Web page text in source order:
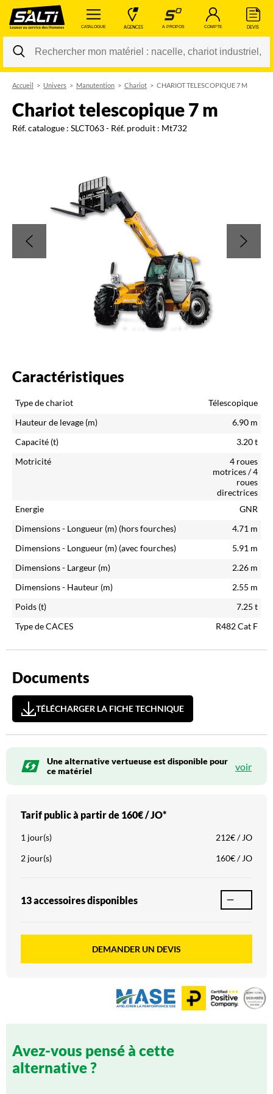
CATALOGUE AGENCES A PROPOS COMPTE DEVIS
Changer
Accueil Univers Manutention Chariot CHARIOT TELESCOPIQUE 7 M
chariot telescopique 7 m
Réf. catalogue : SLCT063- Réf. produit : Mt732
Caractéristiques
Type de chariot
Télescopique
Hauteur de levage (m)
6.90 m
Capacité (t)
3.20t
Motricité
4 roues
motrices / 4
roues
directrices
Energie
GNR
Dimensions - Longueur (m) (hors fourches) 4.71 m
Dimensions - Longueur (m) (avec fourches) 5.91 m
Dimensions - Largeur (m)
2.26 m
Dimensions - Hauteur (m)
2.55 m
Poids (t)
7.25 t
Type de CACES
R482 Cat F
Documents
TÉLÉCHARGER LA FICHE TECHNIQUE
Une alternative vertueuse est disponible pour
ce matériel
voir
Tarif public à partir de 160€ / JO*
1 jour(s)
212€ / JO
2 jour(s)
160€ / JO
13 accessoiresdisponibles
DEMANDER UN DEVIS
Avez-vous pensé à cette
alternative ?